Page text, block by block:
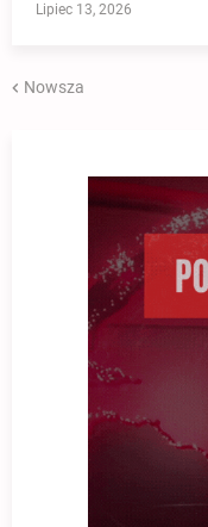
Lipiec 13, 2026
Nowsza